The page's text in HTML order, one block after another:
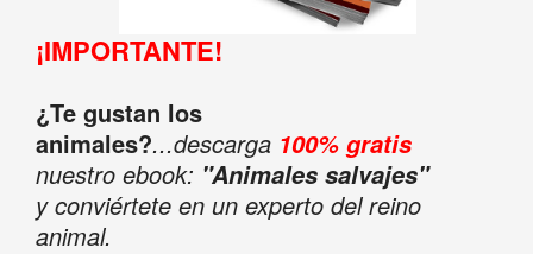
¡IMPORTANTE!
¿Te gustan los
animales?...descarga 100% gratis
nuestro ebook: "Animales salvajes"
y conviértete en un experto del reino
animal.